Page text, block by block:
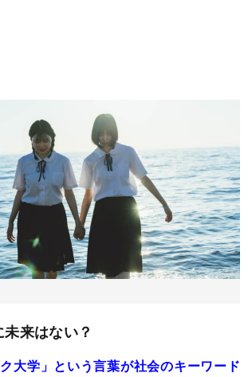
来はない？
学」という言葉が社会のキーワード